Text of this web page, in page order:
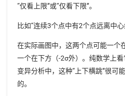
“仅看上限”或“仅看下限”。
比如“连续3个点中有2个点远离中心
在实际画图中，这两个点可能一个
一个在下方（-2σ外）。纯数学上
变异分析中，这种“上下横跳”很可
的。